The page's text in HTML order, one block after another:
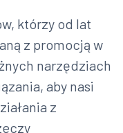
którzy od lat
z promocją w
narzędziach
aby nasi
z